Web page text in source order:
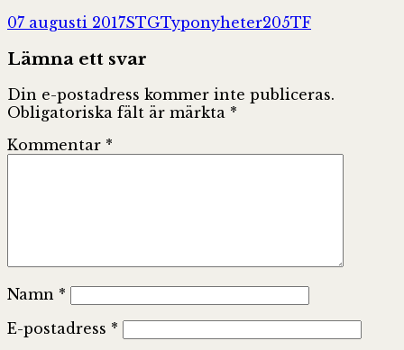
Postat
07 augusti 2017Författare
STGKategorier
TyponyheterTaggar
205TF
Lämna ett svar
Din e-postadress kommer inte publiceras.
Obligatoriska fält är märkta *
Kommentar *
Namn *
E-postadress *